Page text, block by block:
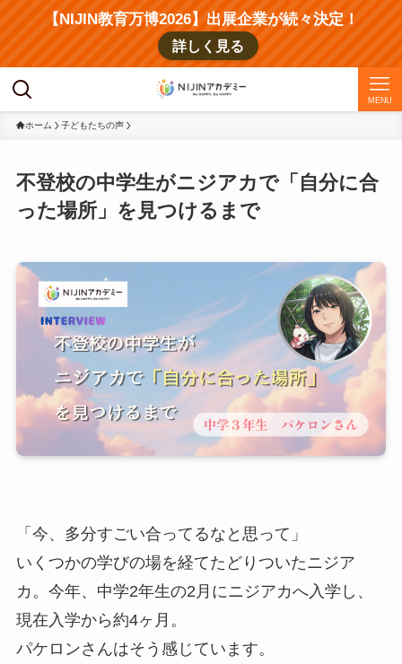
【NIJIN教育万博2026】出展企業が続々決定！
詳しく見る
MENU
ホーム 子どもたちの声
不登校の中学生がニジアカで「自分に合
った場所」を見つけるまで
「今、多分すごい合ってるなと思って」
いくつかの学びの場を経てたどりついたニジア
カ。今年、中学2年生の2月にニジアカへ入学し、
現在入学から約4ヶ月。
パケロンさんはそう感じています。